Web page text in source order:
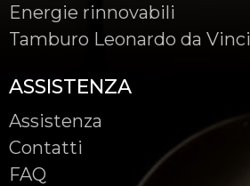
Energie rinnovabili
Tamburo Leonardo da Vinci
ASSISTENZA
Assistenza
Contatti
FAQ